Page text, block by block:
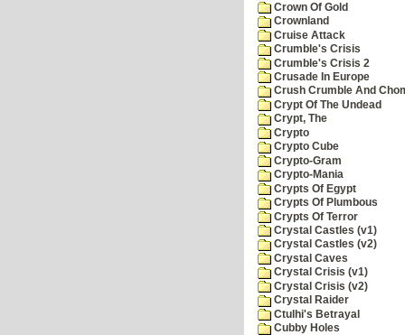
Crown Of Gold
Crownland
Cruise Attack
Crumble's Crisis
Crumble's Crisis 2
Crusade In Europe
Crush Crumble And
Crypt Of The Undead
Crypt, The
Crypto
Crypto Cube
Crypto-Gram
Crypto-Mania
Crypts Of Egypt
Crypts Of Plumbous
Crypts Of Terror
Crystal Castles (v1)
Crystal Castles (v2)
Crystal Caves
Crystal Crisis (v1)
Crystal Crisis (v2)
Crystal Raider
Ctulhi's Betrayal
Cubby Holes